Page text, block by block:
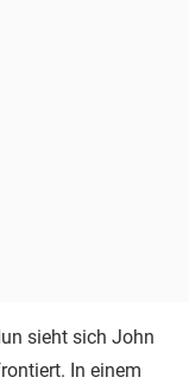
sieht sich John
In einem